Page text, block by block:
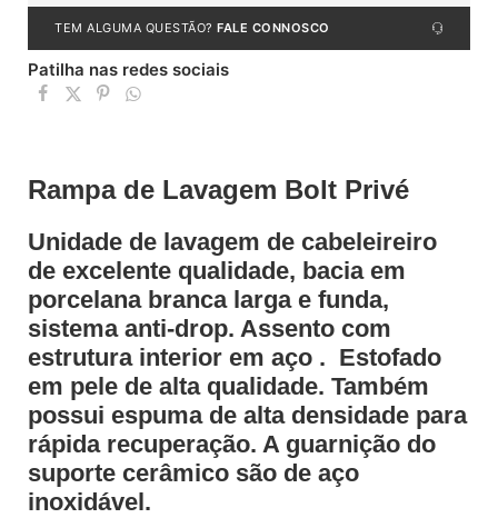
TEM ALGUMA QUESTÃO? FALE CONNOSCO
Patilha nas redes sociais
Rampa de Lavagem Bolt Privé
Unidade de lavagem de cabeleireiro
de excelente qualidade, bacia em
porcelana branca larga e funda,
sistema anti-drop. Assento com
estrutura interior em aço . Estofado
em pele de alta qualidade. Também
possui espuma de alta densidade para
rápida recuperação. A guarnição do
suporte cerâmico são de aço
inoxidável.